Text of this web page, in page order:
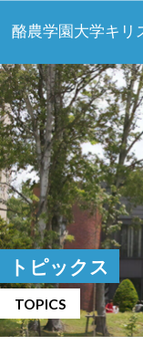
酪農学園大学キリ
トピックス
TOPICS